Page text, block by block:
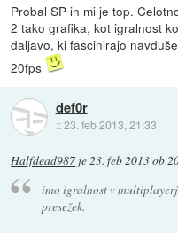
Probal SP in mi je top.
2 tako grafika, kot igralnost
daljavo, ki fascinirajo
20fps
def0r
::23. feb 2013, 21:33
Halfdead987 je23. feb 2013 ob
imo igralnost v
presežek.